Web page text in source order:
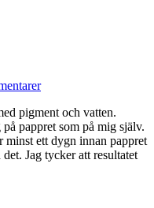
pigment och vatten.
pappret som på mig själv.
minst ett dygn innan pappret
Jag tycker att resultatet